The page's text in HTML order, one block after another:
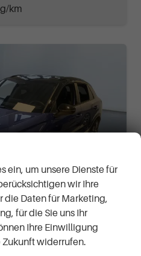
km
ein, um unsere Dienste für
wir Ihre
die Daten für Marketing,
für die Sie uns Ihr
Ihre Einwilligung
widerrufen.